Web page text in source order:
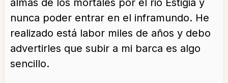
almas de los mortales por el rio Estigia y
nunca poder entrar en el inframundo. He
realizado está labor miles de años y debo
advertirles que subir a mi barca es algo
sencillo.